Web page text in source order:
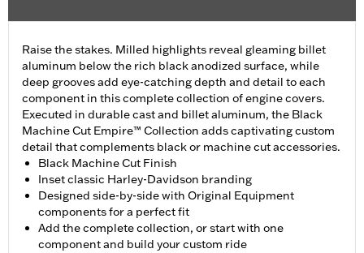
Raise the stakes. Milled highlights reveal gleaming billet
aluminum below the rich black anodized surface, while
deep grooves add eye-catching depth and detail to each
component in this complete collection of engine covers.
Executed in durable cast and billet aluminum, the Black
Machine Cut Empire™ Collection adds captivating custom
detail that complements black or machine cut accessories.
Black Machine Cut Finish
Inset classic Harley-Davidson branding
Designed side-by-side with Original Equipment
components for a perfect fit
Add the complete collection, or start with one
component and build your custom ride